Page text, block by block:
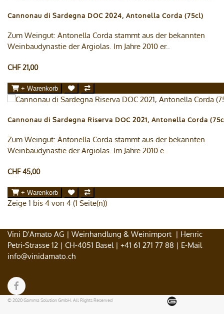
Cannonau di Sardegna DOC 2024, Antonella Corda (75cl)
Zum Weingut: Antonella Corda stammt aus der bekannten
Weinbaudynastie der Argiolas. Im Jahre 2010 er..
CHF 21,00
+ Warenkorb
Cannonau di Sardegna Riserva DOC 2021, Antonella Corda
Zum Weingut: Antonella Corda stammt aus der bekannten
Weinbaudynastie der Argiolas. Im Jahre 2010 e..
CHF 45,00
+ Warenkorb
Zeige 1 bis 4 von 4 (1 Seite(n))
Vini D'Amato AG | Weinhandlung & Weinimport | Henric
Petri-Strasse 12 | CH-4051 Basel | +41 61 271 77 88 | E-Mail
info@vinidamato.ch
© 2020 Gamma Solution GmbH. All Rights Reserved